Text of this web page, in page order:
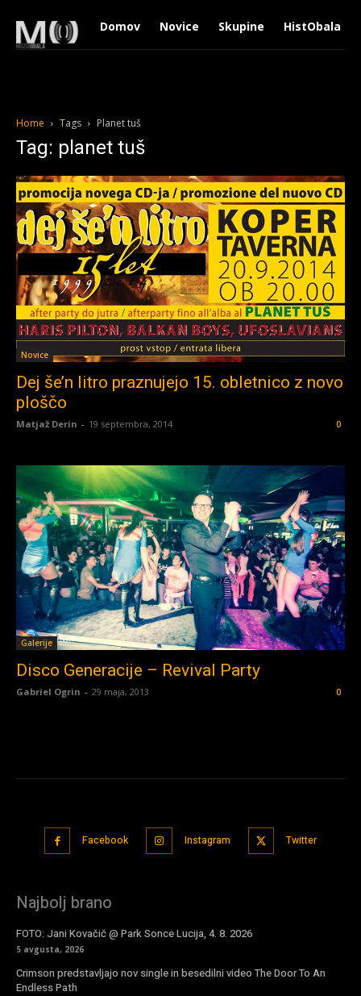
Domov Novice Skupine HistObala
Home Tags Planet tuš
Tag: planet tuš
Novice
Dej še’n litro praznujejo 15. obletnico z novo
ploščo
Matjaž Derin - 19 septembra, 2014 0
Galerije
Disco Generacije – Revival Party
Gabriel Ogrin - 29 maja, 2013 0
Facebook Instagram Twitter
Najbolj brano
FOTO: Jani Kovačič @ Park Sonce Lucija, 4. 8. 2026
5 avgusta, 2026
Crimson predstavljajo nov single in besedilni video The Door To An
Endless Path